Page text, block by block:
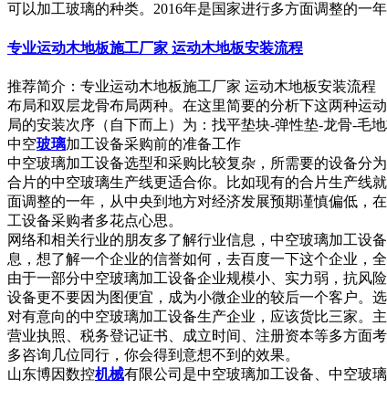
可以加工玻璃的种类。2016年是国家进行多方面调整的一
专业运动木地板施工厂家 运动木地板安装流程
推荐简介：专业运动木地板施工厂家 运动木地板安装流
布局和双层龙骨布局两种。在这里简要的分析下这两种
局的安装次序（自下而上）为：找平垫块-弹性垫-龙骨-毛
中空玻璃加工设备采购前的准备工作
中空玻璃加工设备选型和采购比较复杂，所需要的设备分
合片的中空玻璃生产线更适合你。比如现有的合片生产线
面调整的一年，从中央到地方对经济发展预期谨慎偏低，
工设备采购者多花点心思。
网络和相关行业的朋友多了解行业信息，中空玻璃加工设
息，想了解一个企业的信誉如何，去百度一下这个企业，
由于一部分中空玻璃加工设备企业规模小、实力弱，抗风
设备更不要因为图便宜，成为小微企业的较后一个客户。
对有意向的中空玻璃加工设备生产企业，应该货比三家。
营业执照、税务登记证书、成立时间、注册资本等多方面
多咨询几位同行，你会得到意想不到的效果。
山东博因数控机械有限公司是中空玻璃加工设备、中空玻